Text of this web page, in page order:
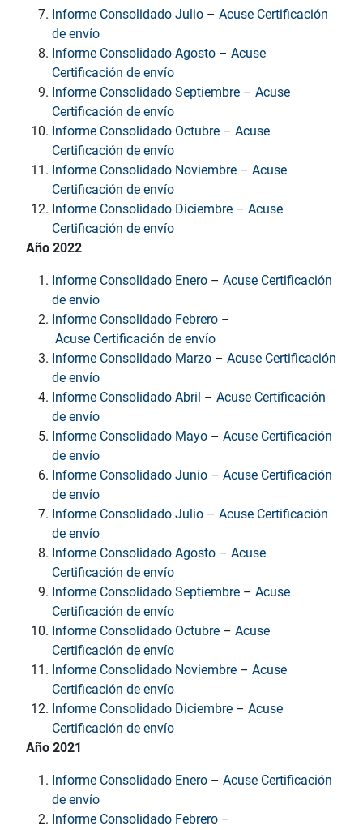
Informe Consolidado Julio – Acuse Certificación
de envío
Informe Consolidado Agosto – Acuse
Certificación de envío
Informe Consolidado Septiembre – Acuse
Certificación de envío
Informe Consolidado Octubre – Acuse
Certificación de envío
Informe Consolidado Noviembre – Acuse
Certificación de envío
nforme Consolidado Diciembre – Acuse
Certificación de envío
Año 2022
Informe Consolidado Enero – Acuse Certificación
de envío
Informe Consolidado Febrero –
Acuse Certificación de envío
Informe Consolidado Marzo – Acuse Certificación
de envío
Informe Consolidado Abril – Acuse Certificación
de envío
Informe Consolidado Mayo – Acuse Certificación
de envío
Informe Consolidado Junio – Acuse Certificación
de envío
Informe Consolidado Julio – Acuse Certificación
de envío
Informe Consolidado Agosto – Acuse
Certificación de envío
Informe Consolidado Septiembre – Acuse
Certificación de envío
Informe Consolidado Octubre – Acuse
Certificación de envío
Informe Consolidado Noviembre – Acuse
Certificación de envío
Informe Consolidado Diciembre – Acuse
Certificación de envío
Año 2021
Informe Consolidado Enero – Acuse Certificación
de envío
Informe Consolidado Febrero –